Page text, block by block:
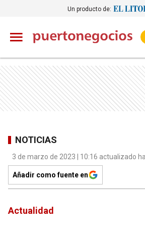
Un producto de:
NOTICIAS
3 de marzo de 2023 | 10:16 actualizado
Añadir como fuente en
Actualidad